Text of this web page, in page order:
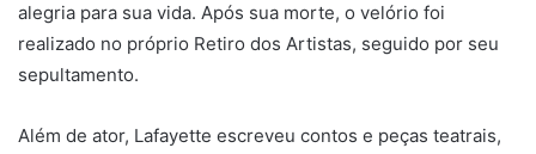
alegria para sua vida. Após sua morte, o velório foi
realizado no próprio Retiro dos Artistas, seguido por seu
sepultamento.
Além de ator, Lafayette escreveu contos e peças teatrais,